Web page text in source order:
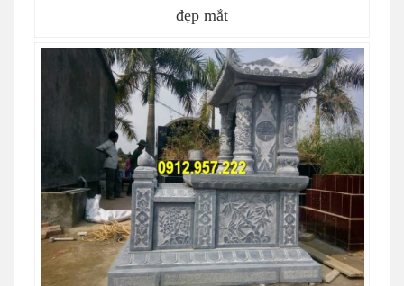
đẹp mắt